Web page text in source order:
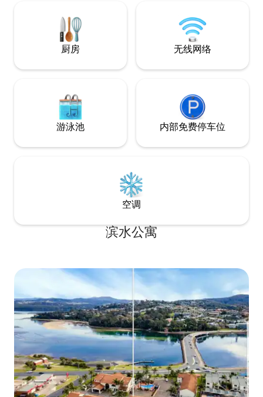
（Chris和Bruce）精心维护Clifftop，让您
的住宿体验更加特别。
籍和游戏。
厨房 无线网络
游泳池 内部免费停车位
空调
滨水公寓